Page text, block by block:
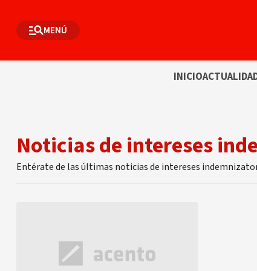
MENÚ
INICIO
Noticias de intereses
Entérate de las últimas noticias de intereses